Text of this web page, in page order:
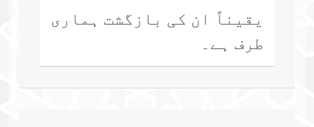
یقیناً ان کی بازگشت ہماری
طرف ہے۔